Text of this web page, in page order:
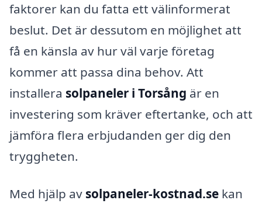
faktorer kan du fatta ett välinformerat
beslut. Det är dessutom en möjlighet att
få en känsla av hur väl varje företag
kommer att passa dina behov. Att
installera solpaneler i Torsång är en
investering som kräver eftertanke, och att
jämföra flera erbjudanden ger dig den
tryggheten.
Med hjälp av solpaneler-kostnad.se kan